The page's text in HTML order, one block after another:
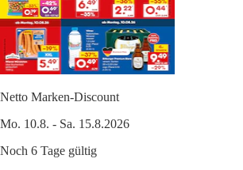
Netto Marken-Discount
Mo. 10.8. - Sa. 15.8.2026
Noch 6 Tage gültig